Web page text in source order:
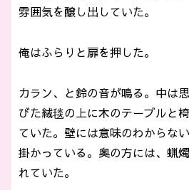
雰囲気を醸し出していた。
俺はふらりと扉を押した。
カラン、と鈴の音が鳴る。中は
びた絨毯の上に木のテーブルと
ていた。壁には意味のわからな
掛かっている。奥の方には、蝋
れていた。